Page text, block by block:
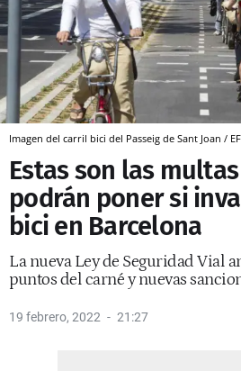
Imagen del carril bici del Passeig de Sant Joan /
Estas son las
podrán poner si
bici en Barcelona
La nueva Ley de Seguridad Vial
puntos del carné y nuevas
19 febrero, 2022 21:27